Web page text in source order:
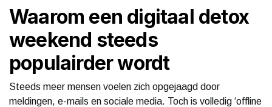
Waarom een digitaal detox
weekend steeds
populairder wordt
Steeds meer mensen voelen zich opgejaagd door
meldingen, e-mails en sociale media. Toch is volledig ‘offline